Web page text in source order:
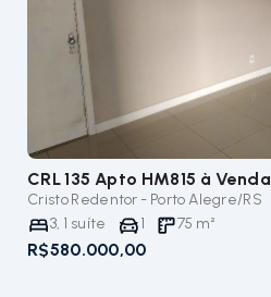
CRL 135 Apto HM815 à Venda
Cristo Redentor - Porto Alegre/RS
3, 1 suíte 1 75 m²
R$580.000,00